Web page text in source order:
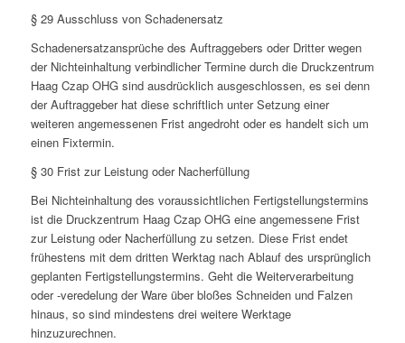
§ 29 Ausschluss von Schadenersatz
Schadenersatzansprüche des Auftraggebers oder Dritter wegen
der Nichteinhaltung verbindlicher Termine durch die Druckzentrum
Haag Czap OHG sind ausdrücklich ausgeschlossen, es sei denn
der Auftraggeber hat diese schriftlich unter Setzung einer
weiteren angemessenen Frist angedroht oder es handelt sich um
einen Fixtermin.
§ 30 Frist zur Leistung oder Nacherfüllung
Bei Nichteinhaltung des voraussichtlichen Fertigstellungstermins
ist die Druckzentrum Haag Czap OHG eine angemessene Frist
zur Leistung oder Nacherfüllung zu setzen. Diese Frist endet
frühestens mit dem dritten Werktag nach Ablauf des ursprünglich
geplanten Fertigstellungstermins. Geht die Weiterverarbeitung
oder -veredelung der Ware über bloßes Schneiden und Falzen
hinaus, so sind mindestens drei weitere Werktage
hinzuzurechnen.